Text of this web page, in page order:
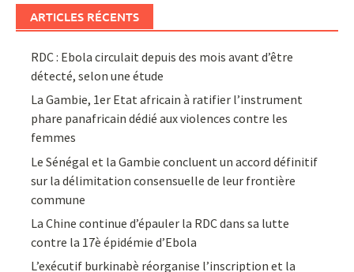
ARTICLES RÉCENTS
RDC : Ebola circulait depuis des mois avant d’être
détecté, selon une étude
La Gambie, 1er Etat africain à ratifier l’instrument
phare panafricain dédié aux violences contre les
femmes
Le Sénégal et la Gambie concluent un accord définitif
sur la délimitation consensuelle de leur frontière
commune
La Chine continue d’épauler la RDC dans sa lutte
contre la 17è épidémie d’Ebola
L’exécutif burkinabè réorganise l’inscription et la